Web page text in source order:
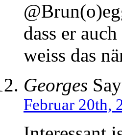
dass er
weiss das
Georges
Februar 20th,